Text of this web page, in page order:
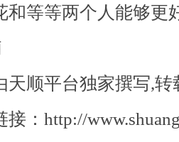
和等等两个人能够更
天顺平台独家撰写,转
接：http://